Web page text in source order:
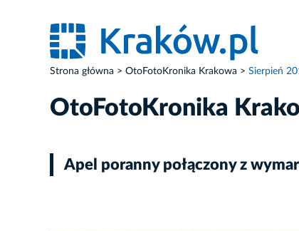
Strona główna OtoFotoKronika Krakowa Sierpień
OtoFotoKronika
Apel poranny połączony z